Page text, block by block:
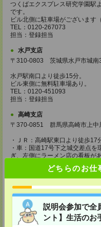
どちらのお仕
説明会参加で全
ント】生活のお
つくばエクスプレス研究学園駅
です。
ビル北側に駐車場がございます
TEL：0120-267073
担当：登録担当
水戸支店
〒310-0803 茨城県水戸市城
水戸駅南口より徒歩15分。
ビル東側に無料駐車場あり。
TEL：0120-451093
担当：登録担当
高崎支店
〒370-0851 群馬県高崎市上
・ＪＲ：高崎駅東口より徒歩17
・車：国道17号下之城交差点
ぎ、左側にラーメン店の看板が
に「シューマート」があります
支店の目の前に無料駐車場あ
TEL：0120-243918
担当：登録担当
久喜支店
〒346-0003 埼玉県久喜市久